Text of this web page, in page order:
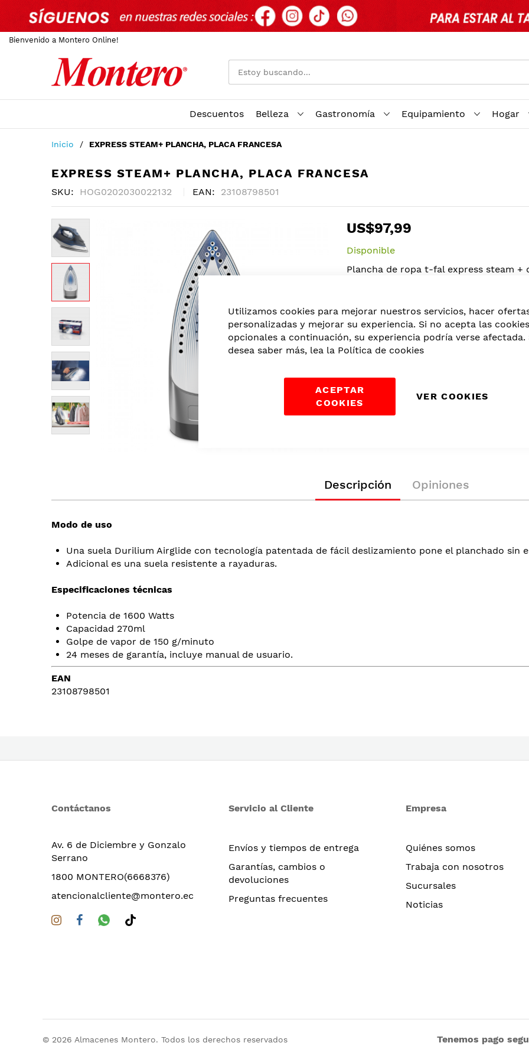
Utilizamos cookies para mejorar nuestros servicios, hacer
personalizadas y mejorar su experiencia. Si no acepta las cookies
opcionales a continuación, su experiencia podría verse afectada.
desea saber más, lea la Política de cookies
ACEPTAR
COOKIES
VER COOKIES
Bienvenido a Montero Online!
Descuentos Belleza Gastronomía Equipamiento Hogar
Inicio EXPRESS STEAM+ PLANCHA, PLACA FRANCESA
EXPRESS STEAM+ PLANCHA, PLACA FRANCESA
SKU HOG0202030022132 EAN 23108798501
Skip
to
the
end
the
images
the
gallery
US$97,99
Disponible
Plancha de ropa t-fal express steam +
Cantidad:
Agregar Al
Categorías:
Descripción
Modo de uso
Una suela Durilium Airglide con tecnología patentada de fácil deslizamiento pone el planchado sin
Adicional es una suela resistente a rayaduras.
Especificaciones técnicas
Potencia de 1600 Watts
Capacidad 270ml
Golpe de vapor de 150 g/minuto
24 meses de garantía, incluye manual de usuario.
EAN
23108798501
Opiniones
Contáctanos
Av. 6 de Diciembre y Gonzalo
Serrano
1800 MONTERO(6668376)
atencionalcliente@montero.ec
Servicio al Cliente
Envíos y tiempos de entrega
Garantías, cambios o
devoluciones
Preguntas frecuentes
Empresa
Quiénes somos
Trabaja con nosotros
Sucursales
Noticias
© 2026 Almacenes Montero. Todos los derechos reservados Tenemos pago